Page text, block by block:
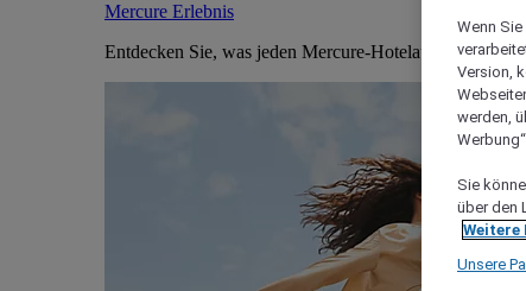
Mercure Erlebnis
Entdecken Sie, was jeden Mercure-Hotelaufenthalt
Wenn
Version,
werden,
Sie
über den
Unsere